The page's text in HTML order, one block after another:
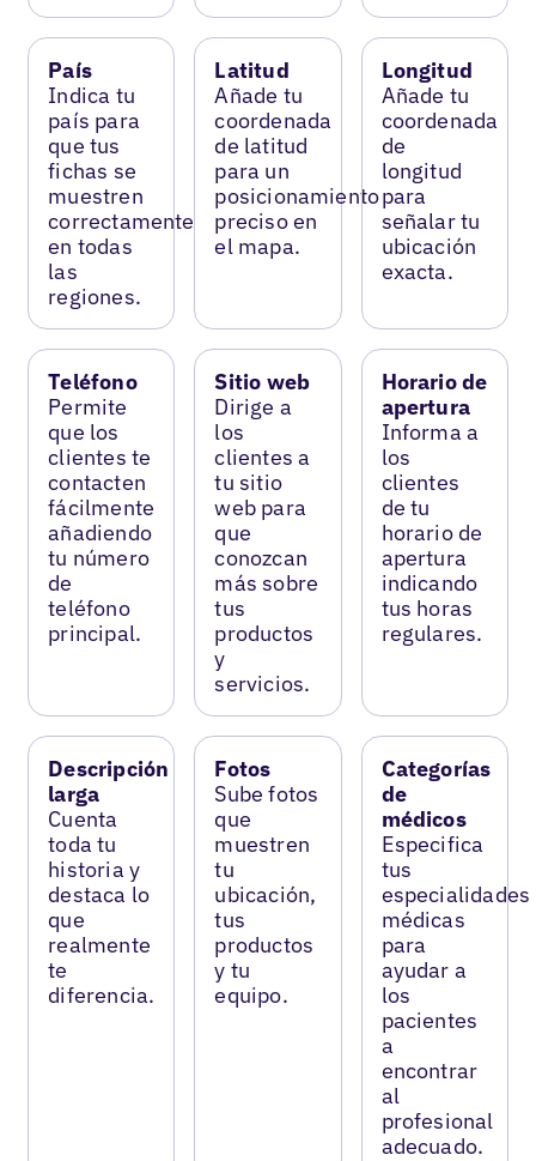
País
Indica tu
país para
que tus
fichas se
muestren
correctamente
en todas
las
regiones.
Latitud
Añade tu
coordenada
de latitud
para un
posicionamiento
preciso en
el mapa.
Longitud
Añade tu
coordenada
de
longitud
para
señalar tu
ubicación
exacta.
Teléfono
Permite
que los
clientes te
contacten
fácilmente
añadiendo
tu número
de
teléfono
principal.
Sitio web
Dirige a
los
clientes a
tu sitio
web para
que
conozcan
más sobre
tus
productos
y
servicios.
Horario de
apertura
Informa a
los
clientes
de tu
horario de
apertura
indicando
tus horas
regulares.
Descripción
larga
Cuenta
toda tu
historia y
destaca lo
que
realmente
te
diferencia.
Fotos
Sube fotos
que
muestren
tu
ubicación,
tus
productos
y tu
equipo.
Categorías
de
médicos
Especifica
tus
especialidades
médicas
para
ayudar a
los
pacientes
a
encontrar
al
profesional
adecuado.